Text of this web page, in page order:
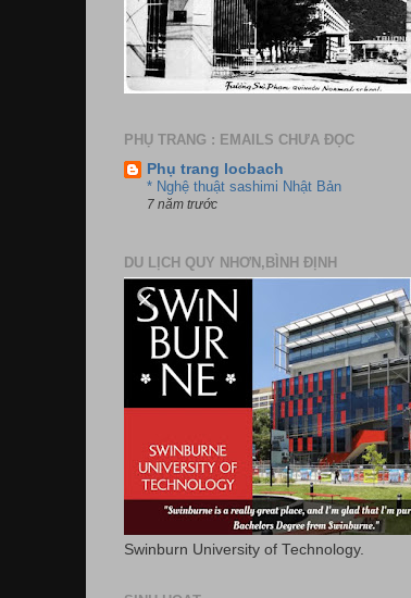
PHỤ TRANG : EMAILS CHƯA ĐỌC
Phụ trang locbach
* Nghệ thuật sashimi Nhật Bản
7 năm trước
DU LỊCH QUY NHƠN,BÌNH ĐỊNH
Swinburn University of Technology.